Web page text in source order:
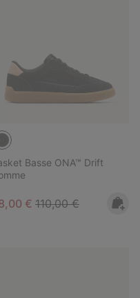
Basse ONA™ Drift
price:
€ Regular price:
110,00 €